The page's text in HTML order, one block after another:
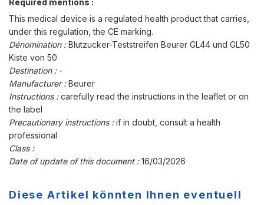
Required mentions :
This medical device is a regulated health product that carries,
under this regulation, the CE marking.
Dénomination :Blutzucker-Teststreifen Beurer GL44 und GL50
Kiste von 50
Destination : -
Manufacturer :Beurer
Instructions :carefully read the instructions in the leaflet or on
the label
Precautionary instructions :if in doubt, consult a health
professional
Class :
Date of update of this document :16/03/2026
Diese Artikel könnten Ihnen eventuell